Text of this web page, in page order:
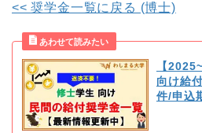
<< 奨学金一覧に戻る (博士)
【
向け給
件/申込